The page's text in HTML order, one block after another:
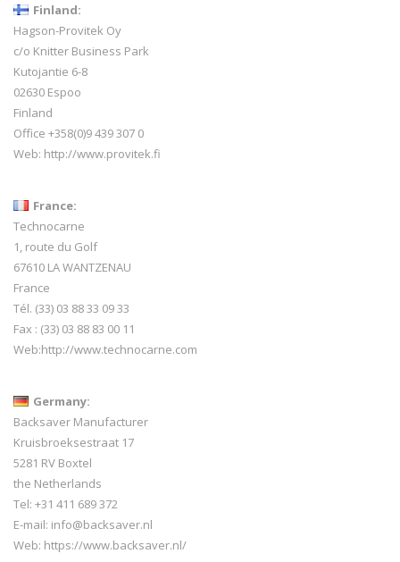
Finland:
Hagson-Provitek Oy
c/o Knitter Business Park
Kutojantie 6-8
02630 Espoo
Finland
Office +358(0)9 439 307 0
Web: http://www.provitek.fi
France:
Technocarne
1, route du Golf
67610 LA WANTZENAU
France
Tél. (33) 03 88 33 09 33
Fax : (33) 03 88 83 00 11
Web:http://www.technocarne.com
Germany:
Backsaver Manufacturer
Kruisbroeksestraat 17
5281 RV Boxtel
the Netherlands
Tel: +31 411 689 372
E-mail: info@backsaver.nl
Web: https://www.backsaver.nl/